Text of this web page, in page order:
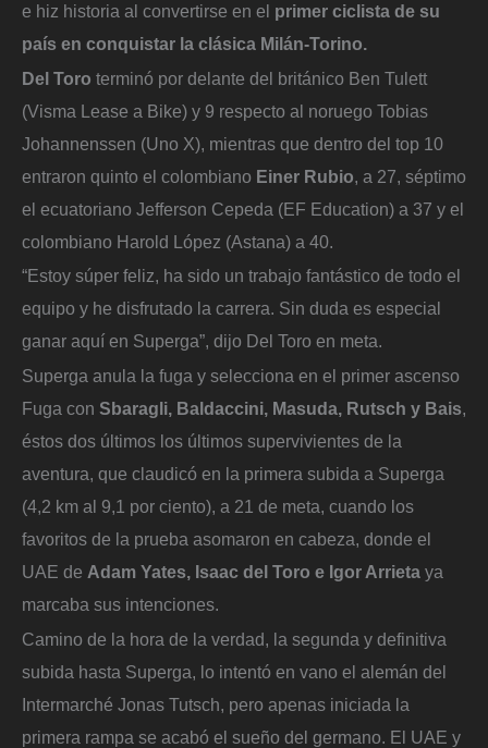
e hiz historia al convertirse en el primer ciclista de su
país en conquistar la clásica Milán-Torino.
Del Toro terminó por delante del británico Ben Tulett
(Visma Lease a Bike) y 9 respecto al noruego Tobias
Johannenssen (Uno X), mientras que dentro del top 10
entraron quinto el colombiano Einer Rubio, a 27, séptimo
el ecuatoriano Jefferson Cepeda (EF Education) a 37 y el
colombiano Harold López (Astana) a 40.
“Estoy súper feliz, ha sido un trabajo fantástico de todo el
equipo y he disfrutado la carrera. Sin duda es especial
ganar aquí en Superga”, dijo Del Toro en meta.
Superga anula la fuga y selecciona en el primer ascenso
Fuga con Sbaragli, Baldaccini, Masuda, Rutsch y Bais,
éstos dos últimos los últimos supervivientes de la
aventura, que claudicó en la primera subida a Superga
(4,2 km al 9,1 por ciento), a 21 de meta, cuando los
favoritos de la prueba asomaron en cabeza, donde el
UAE de Adam Yates, Isaac del Toro e Igor Arrieta ya
marcaba sus intenciones.
Camino de la hora de la verdad, la segunda y definitiva
subida hasta Superga, lo intentó en vano el alemán del
Intermarché Jonas Tutsch, pero apenas iniciada la
primera rampa se acabó el sueño del germano. El UAE y